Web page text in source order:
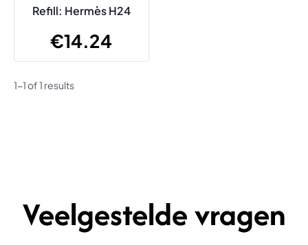
Refill: Hermès H24
€14.24
1-1 of 1 results
Veelgestelde vragen